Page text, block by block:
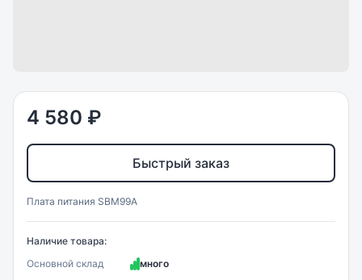
4 580 ₽
Быстрый заказ
Плата питания SBM99A
Наличие товара:
Основной склад
много